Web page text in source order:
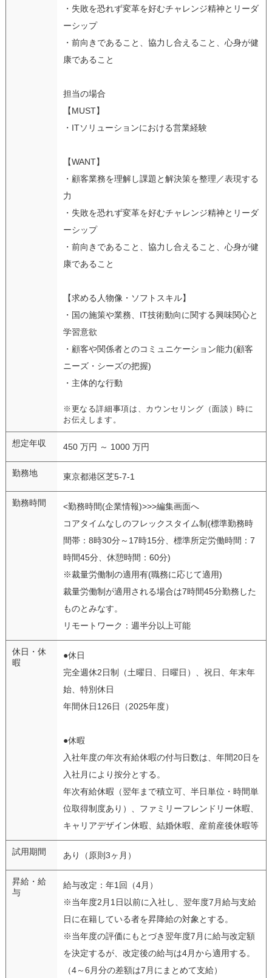
・失敗を恐れず変革を好むチャレンジ精神とリーダ
ーシップ
・前向きであること、協力し合えること、心身が健
康であること
担当の場合
【MUST】
・ITソリューションにおける営業経験
【WANT】
・顧客業務を理解し課題と解決策を整理／表現する
力
・失敗を恐れず変革を好むチャレンジ精神とリーダ
ーシップ
・前向きであること、協力し合えること、心身が健
康であること
【求める人物像・ソフトスキル】
・国の施策や業務、IT技術動向に関する興味関心と
学習意欲
・顧客や関係者とのコミュニケーション能力(顧客
ニーズ・シーズの把握)
・主体的な行動
※更なる詳細事項は、カウンセリング（面談）時に
お伝えします。
想定年収 450 万円 ～ 1000 万円
勤務地 東京都港区芝5-7-1
勤務時間
<勤務時間(企業情報)>>>編集画面へ
コアタイムなしのフレックスタイム制(標準勤務時
間帯：8時30分～17時15分、標準所定労働時間：7
時間45分、休憩時間：60分)
※裁量労働制の適用有(職務に応じて適用)
裁量労働制が適用される場合は7時間45分勤務した
ものとみなす。
リモートワーク：週半分以上可能
休日・休
暇
●休日
完全週休2日制（土曜日、日曜日）、祝日、年末年
始、特別休日
年間休日126日（2025年度）
●休暇
入社年度の年次有給休暇の付与日数は、年間20日を
入社月により按分とする。
年次有給休暇（翌年まで積立可、半日単位・時間単
位取得制度あり）、ファミリーフレンドリー休暇、
キャリアデザイン休暇、結婚休暇、産前産後休暇等
試用期間 あり（原則3ヶ月）
昇給・給
与
給与改定：年1回（4月）
※当年度2月1日以前に入社し、翌年度7月給与支給
日に在籍している者を昇降給の対象とする。
※当年度の評価にもとづき翌年度7月に給与改定額
を決定するが、改定後の給与は4月から適用する。
（4～6月分の差額は7月にまとめて支給）